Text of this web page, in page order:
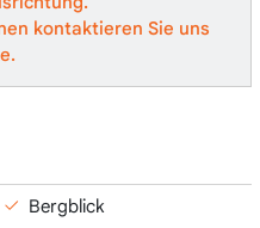
kontaktieren Sie uns
Bergblick